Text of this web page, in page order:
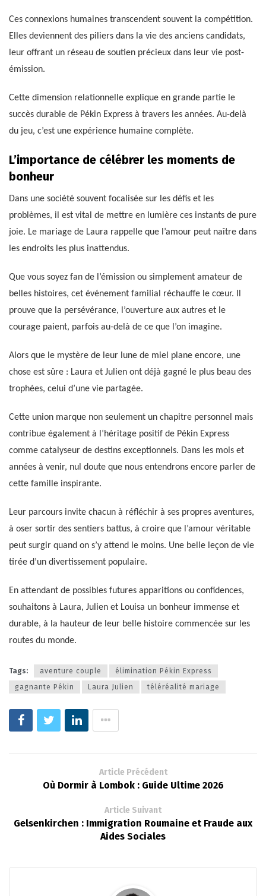
Ces connexions humaines transcendent souvent la compétition.
Elles deviennent des piliers dans la vie des anciens candidats,
leur offrant un réseau de soutien précieux dans leur vie post-
émission.
Cette dimension relationnelle explique en grande partie le
succès durable de Pékin Express à travers les années. Au-delà
du jeu, c’est une expérience humaine complète.
L’importance de célébrer les moments de
bonheur
Dans une société souvent focalisée sur les défis et les
problèmes, il est vital de mettre en lumière ces instants de pure
joie. Le mariage de Laura rappelle que l’amour peut naître dans
les endroits les plus inattendus.
Que vous soyez fan de l’émission ou simplement amateur de
belles histoires, cet événement familial réchauffe le cœur. Il
prouve que la persévérance, l’ouverture aux autres et le
courage paient, parfois au-delà de ce que l’on imagine.
Alors que le mystère de leur lune de miel plane encore, une
chose est sûre : Laura et Julien ont déjà gagné le plus beau des
trophées, celui d’une vie partagée.
Cette union marque non seulement un chapitre personnel mais
contribue également à l’héritage positif de Pékin Express
comme catalyseur de destins exceptionnels. Dans les mois et
années à venir, nul doute que nous entendrons encore parler de
cette famille inspirante.
Leur parcours invite chacun à réfléchir à ses propres aventures,
à oser sortir des sentiers battus, à croire que l’amour véritable
peut surgir quand on s’y attend le moins. Une belle leçon de vie
tirée d’un divertissement populaire.
En attendant de possibles futures apparitions ou confidences,
souhaitons à Laura, Julien et Louisa un bonheur immense et
durable, à la hauteur de leur belle histoire commencée sur les
routes du monde.
Tags: aventure couple
élimination Pékin Express
gagnante Pékin
Laura Julien téléréalité mariage
Article Précédent
Où Dormir à Lombok : Guide Ultime 2026
Article Suivant
Gelsenkirchen : Immigration Roumaine et Fraude aux
Aides Sociales